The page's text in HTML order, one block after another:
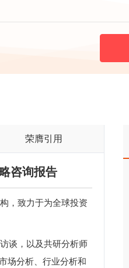
荣膺引用
咨询报告
，致力于为全球投资
谈，以及共研分析师
场分析、行业分析和